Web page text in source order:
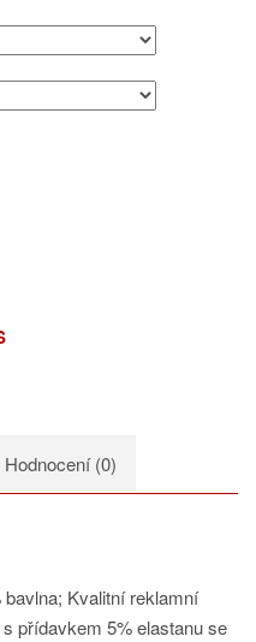
Hodnocení (0)
Kvalitní reklamní
přídavkem 5% elastanu se